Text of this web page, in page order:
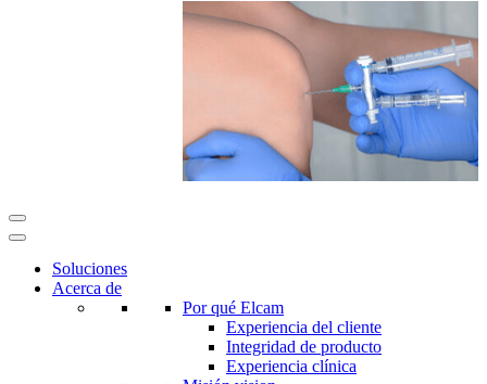
Soluciones
Acerca de
Por qué Elcam
Experiencia del cliente
Integridad de producto
Experiencia clínica